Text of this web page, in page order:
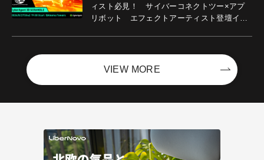
ィスト必見！ サイバーコネクトツー×アプ
リボット エフェクトアーティスト登壇イベ
VIEW MORE